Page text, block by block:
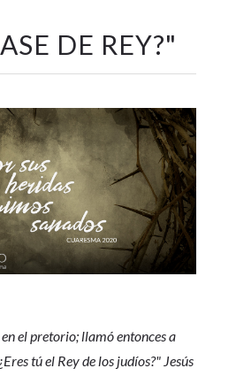
DE REY?"
el pretorio; llamó entonces a
tú el Rey de los judíos?" Jesús